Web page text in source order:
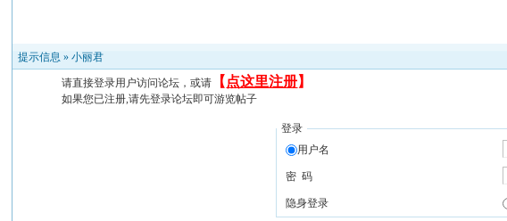
提示信息 »小丽君
请直接登录用户访问论坛，或请 【 点这里注册】
如果您已注册,请先登录论坛即可游览帖子
登录
用户名
密 码
隐身登录